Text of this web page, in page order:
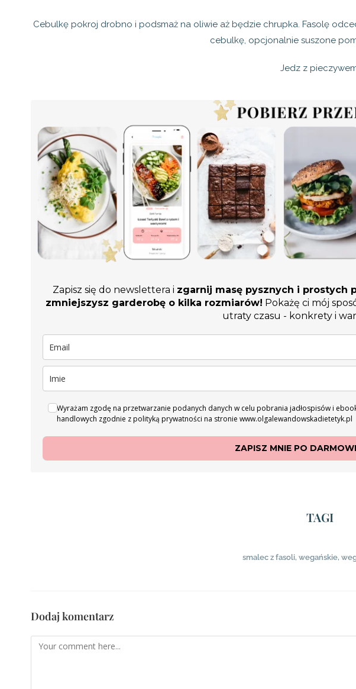
Cebulkę pokroj drobno i podsmaż na oliwie aż będzie chrupka. Fasolę
cebulkę, opcjonalnie suszone
Jedz z
Zapisz się do newslettera i zgarnij masę pysznych i prostych
zmniejszysz garderobę o kilka rozmiarów! Pokażę ci mój
utraty czasu - konkrety i
Wyrażam zgodę na przetwarzanie podanych danych w celu pobrania jadłospisów i
handlowych zgodnie z polityką prywatności na stronie www.olgalewandowskadietetyk.pl
ZAPISZ MNIE PO
TAGI
smalec z fasoli,wegańskie,
Dodaj komentarz